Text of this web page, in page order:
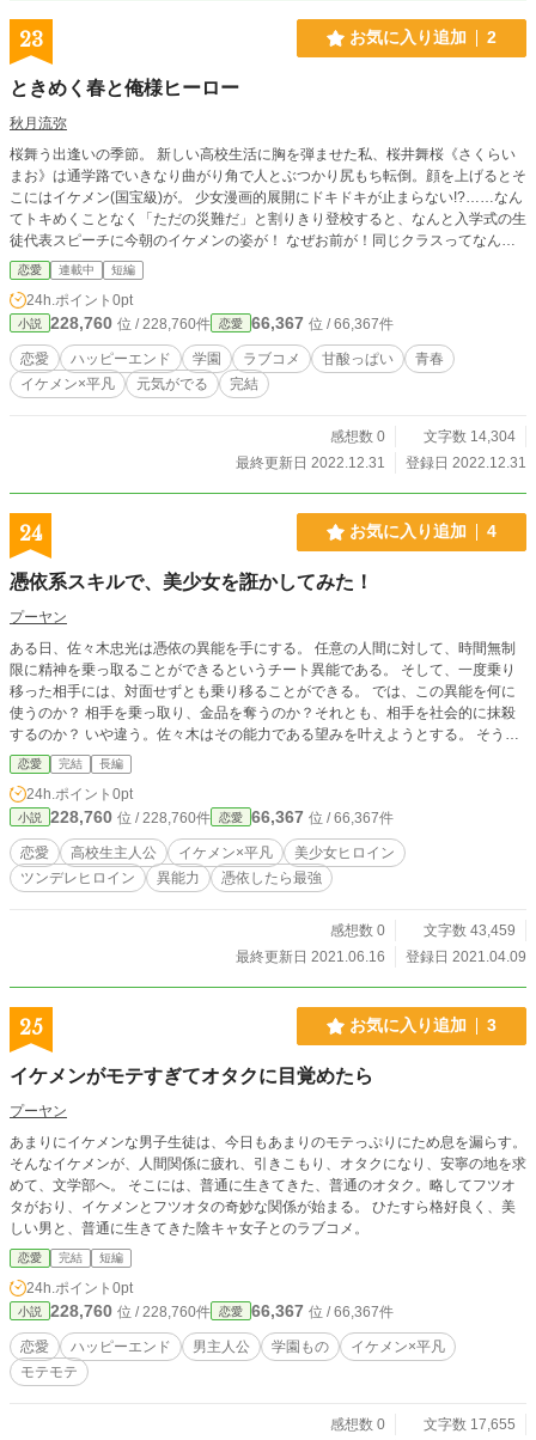
23 お気に入り追加 2
ときめく春と俺様ヒーロー
秋月流弥
桜舞う出逢いの季節。 新しい高校生活に胸を弾ませた私、桜井舞桜《さくらい
まお》は通学路でいきなり曲がり角で人とぶつかり尻もち転倒。顔を上げるとそ
こにはイケメン(国宝級)が。 少女漫画的展開にドキドキが止まらない!?……なん
てトキめくことなく「ただの災難だ」と割りきり登校すると、なんと入学式の生
徒代表スピーチに今朝のイケメンの姿が！ なぜお前が！同じクラスってなんじ
ゃそりゃ!? 次々重なるハプニング&彼のアピール(？)に屈するわけにはいかな
い！ 絶対にトキめくもんか!! 青春と恋と小競合いと。 二人の形容しがたい関係
は一体どこに終着する……!? ※この作品はエブリスタ、小説家になろうに掲載
しています。
恋愛 連載中 短編
24h.ポイント 0pt
小説 228,760 位 / 228,760件 恋愛 66,367 位 / 66,367件
恋愛 ハッピーエンド 学園 ラブコメ 甘酸っぱい
青春
イケメン×平凡
元気がでる 完結
感想数 0
文字数 14,304
最終更新日 2022.12.31
登録日 2022.12.31
24 お気に入り追加 4
憑依系スキルで、美少女を誑かしてみた！
プーヤン
ある日、佐々木忠光は憑依の異能を手にする。 任意の人間に対して、時間無制
限に精神を乗っ取ることができるというチート異能である。 そして、一度乗り
移った相手には、対面せずとも乗り移ることができる。 では、この異能を何に
使うのか？ 相手を乗っ取り、金品を奪うのか？それとも、相手を社会的に抹殺
するのか？ いや違う。佐々木はその能力である望みを叶えようとする。 そう。
彼女が欲しいのだ。
恋愛 完結 長編
24h.ポイント 0pt
小説 228,760 位 / 228,760件 恋愛 66,367 位 / 66,367件
恋愛 高校生主人公 イケメン×平凡
美少女ヒロイン
ツンデレヒロイン
異能力 憑依したら最強
感想数 0
文字数 43,459
最終更新日 2021.06.16
登録日 2021.04.09
25 お気に入り追加 3
イケメンがモテすぎてオタクに目覚めたら
プーヤン
あまりにイケメンな男子生徒は、今日もあまりのモテっぷりにため息を漏らす。
そんなイケメンが、人間関係に疲れ、引きこもり、オタクになり、安寧の地を求
めて、文学部へ。 そこには、普通に生きてきた、普通のオタク。略してフツオ
タがおり、イケメンとフツオタの奇妙な関係が始まる。 ひたすら格好良く、美
しい男と、普通に生きてきた陰キャ女子とのラブコメ。
恋愛 完結 短編
24h.ポイント 0pt
小説 228,760 位 / 228,760件 恋愛 66,367 位 / 66,367件
恋愛 ハッピーエンド 男主人公 学園もの
イケメン×平凡
モテモテ
感想数 0
文字数 17,655